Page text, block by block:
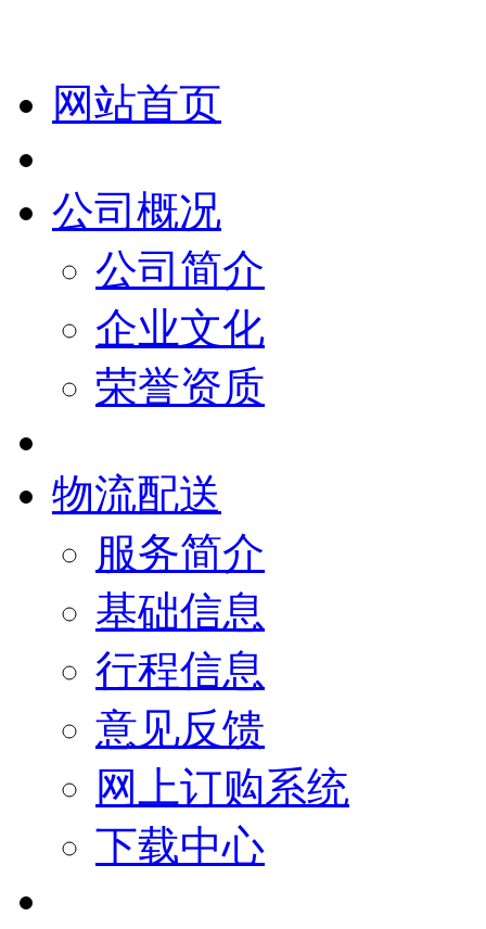
网站首页
公司概况
公司简介
企业文化
荣誉资质
物流配送
服务简介
基础信息
行程信息
意见反馈
网上订购系统
下载中心